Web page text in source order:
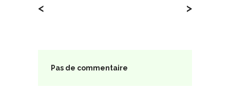
< >
Pas de commentaire